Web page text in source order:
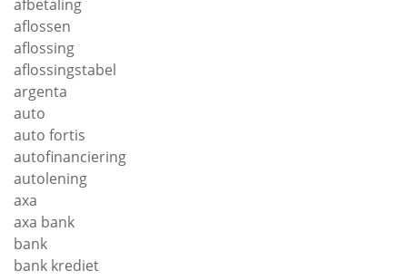
afbetaling
aflossen
aflossing
aflossingstabel
argenta
auto
auto fortis
autofinanciering
autolening
axa
axa bank
bank
bank krediet